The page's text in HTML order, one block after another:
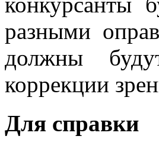
разными
должны
коррекции
Для справки